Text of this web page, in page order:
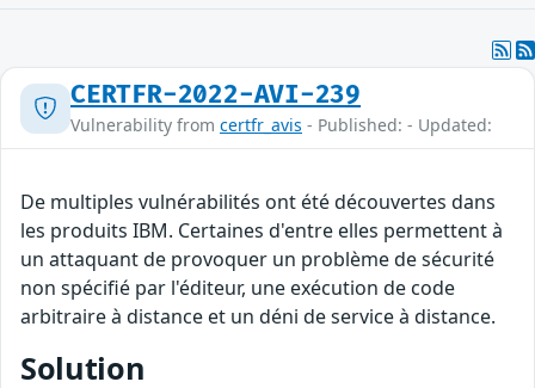
CERTFR-2022-AVI-239
Vulnerability from certfr_avis - Published: - Updated:
De multiples vulnérabilités ont été découvertes dans
les produits IBM. Certaines d'entre elles permettent à
un attaquant de provoquer un problème de sécurité
non spécifié par l'éditeur, une exécution de code
arbitraire à distance et un déni de service à distance.
Solution